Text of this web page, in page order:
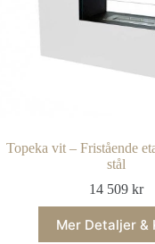
Topeka vit – Fristående
stål
14 509kr
Mer Detaljer &